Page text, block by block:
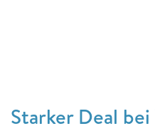
Starker Deal bei